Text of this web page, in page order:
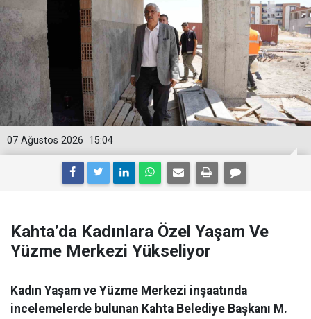
15:04
07 Ağustos 2026
Kahta’da Kadınlara Özel Yaşam Ve
Yüzme Merkezi Yükseliyor
Kadın Yaşam ve Yüzme Merkezi inşaatında
incelemelerde bulunan Kahta Belediye Başkanı M.